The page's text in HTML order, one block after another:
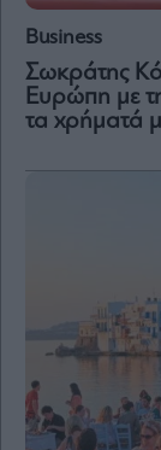
Business
Σωκράτης
Ευρώπη με
τα χρήματά